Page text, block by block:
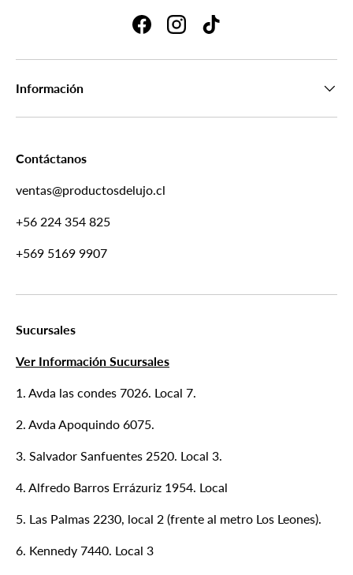
FacebookInstagramTikTok
Información
Contáctanos
ventas@productosdelujo.cl
+56 224 354 825
+569 5169 9907
Sucursales
Ver Información Sucursales
1. Avda las condes 7026. Local 7.
2. Avda Apoquindo 6075.
3. Salvador Sanfuentes 2520. Local 3.
4. Alfredo Barros Errázuriz 1954. Local
5. Las Palmas 2230, local 2 (frente al metro Los Leones).
6. Kennedy 7440. Local 3